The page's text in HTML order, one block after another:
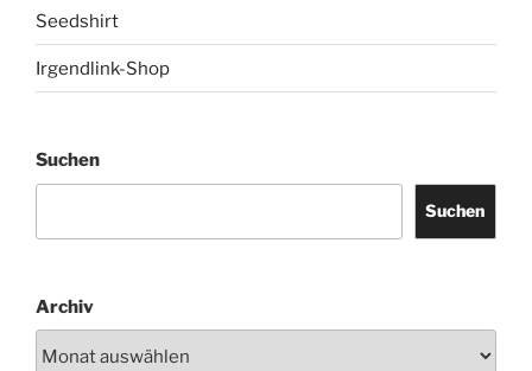
Seedshirt
Irgendlink-Shop
Suchen
Suchen
Archiv